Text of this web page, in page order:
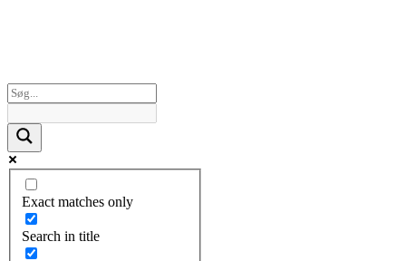
Exact matches only
Search in title